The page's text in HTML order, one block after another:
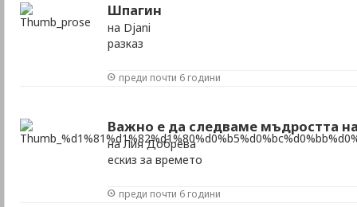
Шпагин
на Djani
разказ
преди почти 6 години
Важно е да следваме мъдростта
на Лия Добрева
ескиз за времето
преди почти 6 години